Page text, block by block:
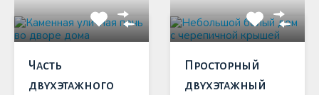
Часть
двухэтажного
Просторный
двухэтажный